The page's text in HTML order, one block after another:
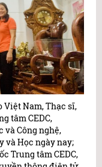
Việt Nam, Thạc sĩ,
tâm CEDC,
và Công nghệ,
và Học ngày nay;
Trung tâm CEDC,